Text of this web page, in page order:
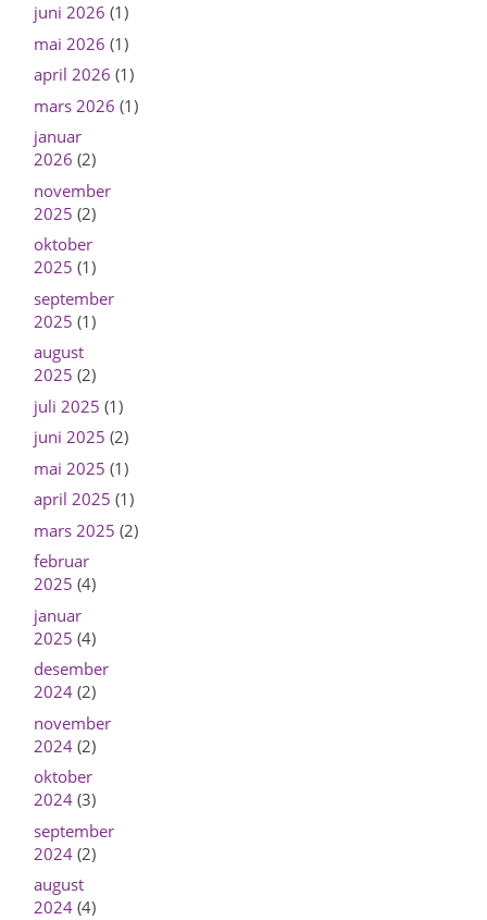
juni 2026 (1)
mai 2026 (1)
april 2026 (1)
mars 2026 (1)
januar
2026 (2)
november
2025 (2)
oktober
2025 (1)
september
2025 (1)
august
2025 (2)
juli 2025 (1)
juni 2025 (2)
mai 2025 (1)
april 2025 (1)
mars 2025 (2)
februar
2025 (4)
januar
2025 (4)
desember
2024(2)
november
2024(2)
oktober
2024(3)
september
2024(2)
august
2024(4)